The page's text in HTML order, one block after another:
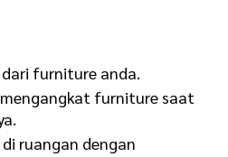
furniture anda.
furniture saat
ruangan dengan